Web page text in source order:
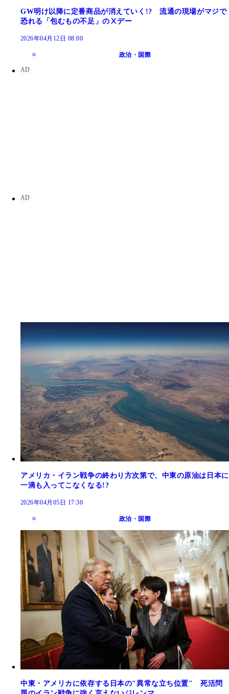
GW明け以降に定番商品が消えていく!? 流通の現場がマジで
恐れる「包むもの不足」のⅩデー
2026年04月12日 08:00
政治・国際
アメリカ・イラン戦争の終わり方次第で、中東の原油は日本に
一滴も入ってこなくなる!?
2026年04月05日 17:30
政治・国際
中東・アメリカに依存する日本の"異常な立ち位置" 死活問